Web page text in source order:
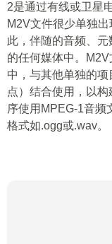
2是通过有线或卫星
M2V文件很少单独
此，伴随的音频、
的任何媒体中。
中，与其他单独的
点）结合使用，以
序使用MPEG-1音频
格式如.ogg或.wav。